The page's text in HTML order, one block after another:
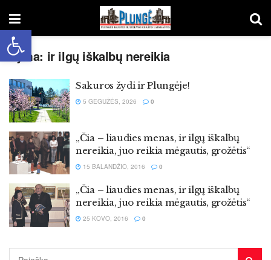
Open toolbar
Žyma: ir ilgų iškalbų nereikia
Sakuros žydi ir Plungėje!
5 GEGUŽĖS, 2026 0
„Čia – liaudies menas, ir ilgų iškalbų
nereikia, juo reikia mėgautis, grožėtis“
15 BALANDŽIO, 2016 0
„Čia – liaudies menas, ir ilgų iškalbų
nereikia, juo reikia mėgautis, grožėtis“
25 KOVO, 2016 0